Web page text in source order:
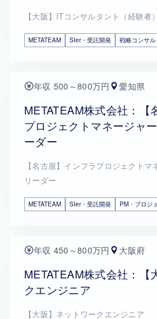
【大阪】ITコンサルタント（経験者）
METATEAM SIer・受託開発 戦略コンサル
年収 500～800万円 愛知県
METATEAM株式会社：【
プロジェクトマネージャ
ーダー
【名古屋】インフラプロジェクト
リーダー
METATEAM SIer・受託開発 PM・プロジ
年収 450～800万円 大阪府
METATEAM株式会社：【
クエンジニア
【大阪】ネットワークエンジニア